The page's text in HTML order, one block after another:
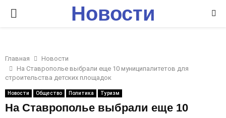
P
I
M
Новости
Главная
Новости
На Ставрополье выбрали еще 10 муниципалитетов для
строительства детских площадок
Новости Общество Политика Туризм
На Ставрополье выбрали еще 10